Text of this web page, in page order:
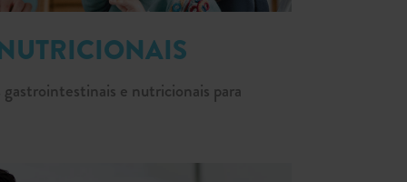
gastrointestinais e nutricionais para